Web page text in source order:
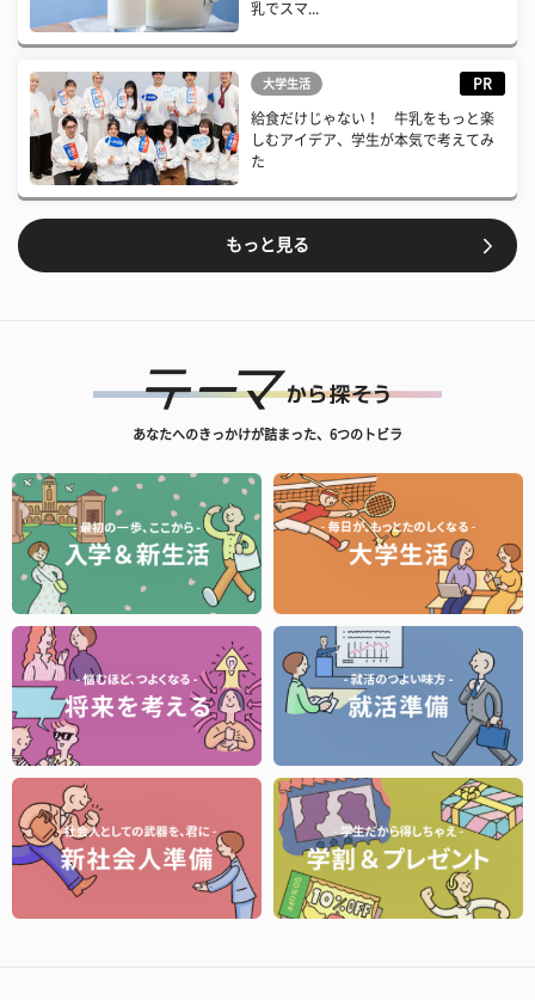
乳でスマ...
大学生活 PR
給食だけじゃない！ 牛乳をもっと楽
しむアイデア、学生が本気で考えてみ
た
もっと見る
あなたへのきっかけが詰まった、6つのトビラ